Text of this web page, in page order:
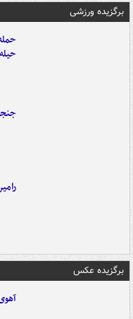
برگزیده ورزشی
برگزیده عکس